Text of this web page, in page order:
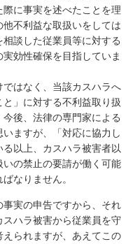
に事実を述べたことを理
不利益な取扱いをしては
談した従業員等に対する
効性確保を目指していま
はなく、当該カスハラへ
」に対する不利益取り扱
後、法律の専門家による
ますが、「対応に協力し
以上、カスハラ被害者以
の禁止の要請が働く可能
なりません。
実の申告ですから、それ
ハラ被害から従業員を守
られますが、あえてこの